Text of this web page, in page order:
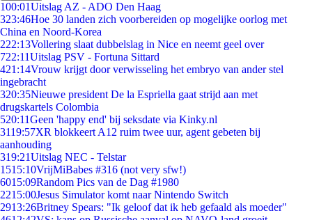
100:01Uitslag AZ - ADO Den Haag
323:46Hoe 30 landen zich voorbereiden op mogelijke oorlog met
China en Noord-Korea
222:13Vollering slaat dubbelslag in Nice en neemt geel over
722:11Uitslag PSV - Fortuna Sittard
421:14Vrouw krijgt door verwisseling het embryo van ander stel
ingebracht
320:35Nieuwe president De la Espriella gaat strijd aan met
drugskartels Colombia
520:11Geen 'happy end' bij seksdate via Kinky.nl
3119:57XR blokkeert A12 ruim twee uur, agent gebeten bij
aanhouding
319:21Uitslag NEC - Telstar
1515:10VrijMiBabes #316 (not very sfw!)
6015:09Random Pics van de Dag #1980
2215:00Jesus Simulator komt naar Nintendo Switch
2913:26Britney Spears: "Ik geloof dat ik heb gefaald als moeder"